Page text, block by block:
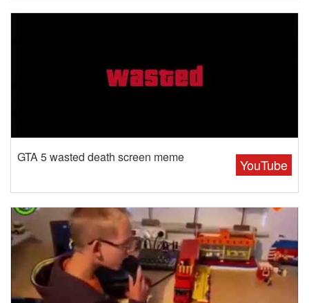
YouTube
GTA 5 wasted death screen meme